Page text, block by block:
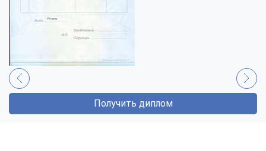
Получить диплом